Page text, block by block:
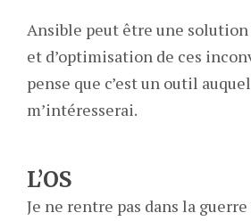
Ansible peut être une solution
et d’optimisation de ces
pense que c’est un outil
m’intéresserai.
L’OS
Je ne rentre pas dans la guerre